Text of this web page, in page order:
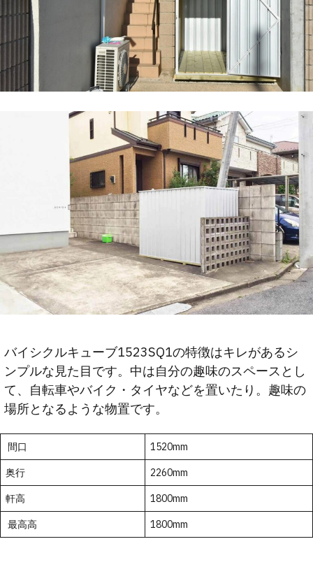
バイシクルキューブ1523SQ1の特徴はキレがあるシ
ンプルな見た目です。中は自分の趣味のスペースとし
て、自転車やバイク・タイヤなどを置いたり。趣味の
場所となるような物置です。
間口 1520mm
奥行 2260mm
軒高 1800mm
最高高 1800mm